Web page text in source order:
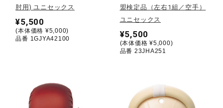
ワーキング
ライフスタイルグッズ
肘用) ユニセックス
¥5,500
(本体価格 ¥5,000)
品番 1GJYA42100
盟検定品（左右1組／空手）
ユニセックス
¥5,500
(本体価格 ¥5,000)
品番 23JHA251